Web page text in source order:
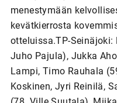
menestymään
kevätkierrosta
otteluissa.TP-Seinäjoki:
Juho Pajula), Jukka
Lampi, Timo Rauhala
Koskinen, Jyri Reinilä,